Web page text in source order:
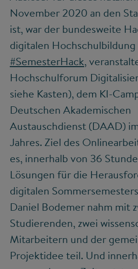
November 2020 an den
ist, war der bundesweite
digitalen Hochschulbildung
#SemesterHack,
Hochschulforum
siehe Kasten), dem KI-
Deutschen Akademischen
Austauschdienst (DAAD)
Jahres. Ziel des
es, innerhalb von 36
Lösungen für die
digitalen
Daniel Bodemer nahm mit
Studierenden, zwei
Mitarbeitern und der
Projektidee teil. Und